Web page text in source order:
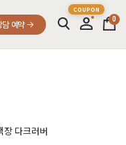
담 예약
0
장 다크러버